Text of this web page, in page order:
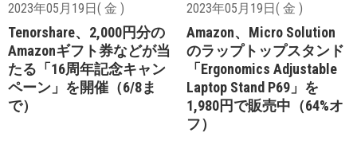
2023年05月19日( 金 )
Tenorshare、2,000円分の
Amazonギフト券などが当
たる「16周年記念キャン
ペーン」を開催（6/8ま
で）
2023年05月19日( 金 )
Amazon、Micro Solution
のラップトップスタンド
「Ergonomics Adjustable
Laptop Stand P69」を
1,980円で販売中（64%オ
フ）